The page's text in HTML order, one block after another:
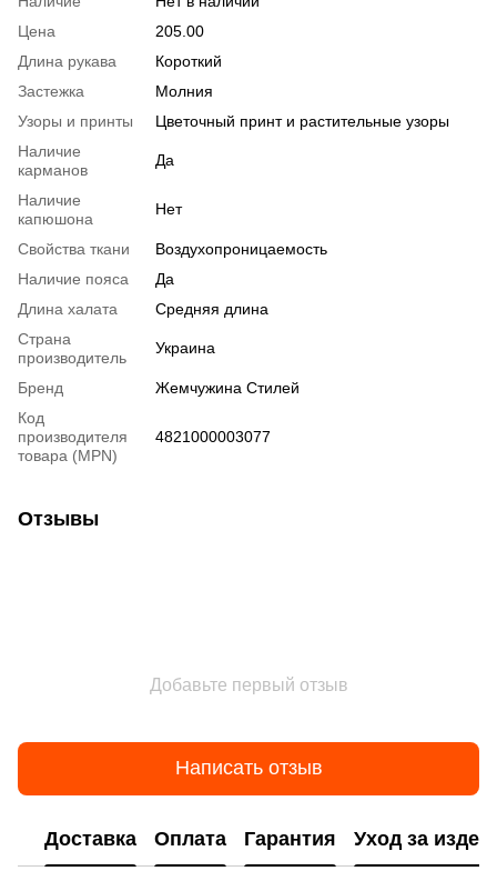
Цена
205.00
Длина рукава
Короткий
Застежка
Молния
Узоры и принты
Цветочный принт и растительные узоры
Наличие
карманов
Да
Наличие
капюшона
Нет
Свойства ткани
Воздухопроницаемость
Наличие пояса
Да
Длина халата
Средняя длина
Страна
производитель
Украина
Бренд
Жемчужина Стилей
Код
производителя
товара (MPN)
4821000003077
Отзывы
Добавьте первый отзыв
Написать отзыв
Доставка Оплата Гарантия Уход за